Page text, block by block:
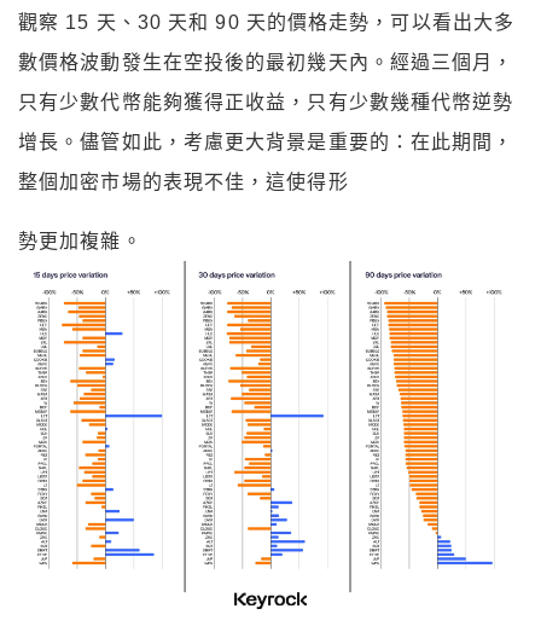
觀察 15 天、30 天和 90 天的價格走勢，可以看出大多
數價格波動發生在空投後的最初幾天內。經過三個月，
只有少數代幣能夠獲得正收益，只有少數幾種代幣逆勢
增長。儘管如此，考慮更大背景是重要的：在此期間，
整個加密市場的表現不佳，這使得形
勢更加複雜。